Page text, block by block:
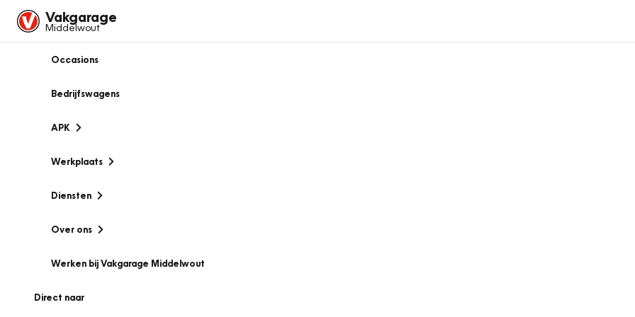
Vakgarage
Middelwout
Occasions
Bedrijfswagens
APK
Werkplaats
Diensten
Over ons
Werken bij Vakgarage Middelwout
Direct naar